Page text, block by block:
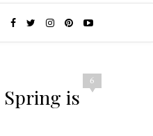
6
is